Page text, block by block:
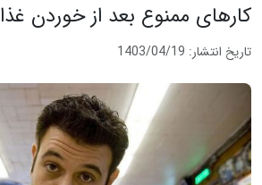
کارهای ممنوع بعد از خوردن غذا
تاریخ انتشار: 1403/04/19